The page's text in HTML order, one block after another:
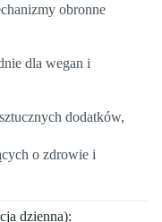
obronne
dla wegan i
dodatków,
o zdrowie i
dzienna):